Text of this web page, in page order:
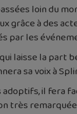
loin du
grâce à des
par les
laisse la part
sa voix à
il fera
très